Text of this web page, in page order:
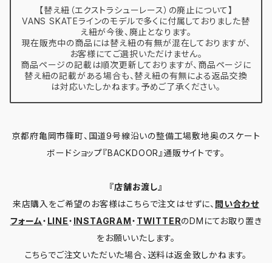
【替え紐（エクストラシューレース）の廃止について】
VANS SKATEラインのモデルで多くに付属しておりました替
え紐が今後、廃止となります。
現在販売中の商品には替え紐の有無が混在しておりますが、
お客様にてご選択いただけません。
商品ページの記載は順次更新しておりますが、商品ページに
替え紐の記載がある場合も、替え紐の有無による返品交換
は対応いたしかねます。予めご了承ください。
京都府亀岡市篠町、国道9号線沿いの整備工場敷地奥のスケート
ボードショップ『BACKDOOR』通販サイトです。
『店舗お渡し』
来店購入をご希望のお客様はこちらで注文はせずに、 問い合わせ
フォーム・ LINE・ INSTAGRAM・ TWITTERのDMにてお取り置き
をお願いいたします。
こちらでご注文いただいた場合、送料は返金致しかねます。